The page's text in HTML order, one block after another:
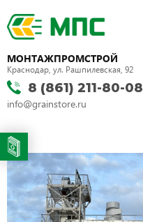
МОНТАЖПРОМСТРОЙ
Краснодар, ул. Рашпилевская, 92
8 (861) 211-80-08
info@grainstore.ru